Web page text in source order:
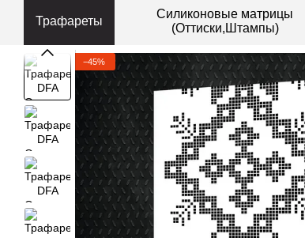
Трафареты
Силиконовые матрицы
(Оттиски,Штампы)
−45%